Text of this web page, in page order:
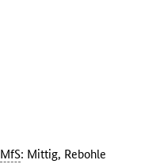
MfS: Mittig, Rebohle